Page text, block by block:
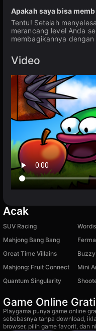
Apakah saya bisa
Tentu! Setelah
merancang level Anda
membagikannya dengan
Video
Acak
SUV Racing
Mahjong Bang Bang
Great Time Villains
Mahjong: Fruit Connect
Mini
Quantum Singularity
Game Online
Playgama punya game online
sebebasnya tanpa download,
browser, pilih game favorit, dan